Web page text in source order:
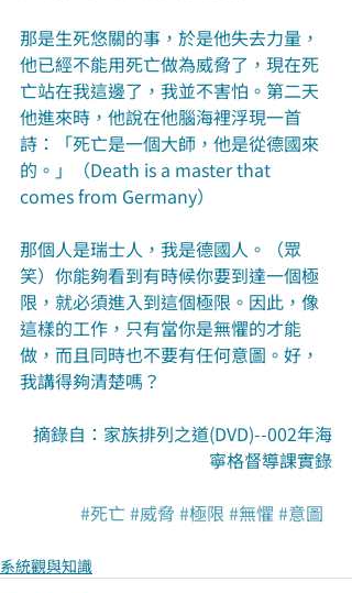
那是生死悠關的事，於是他失去力量，
他已經不能用死亡做為威脅了，現在死
亡站在我這邊了，我並不害怕。第二天
他進來時，他說在他腦海裡浮現一首
詩：「死亡是一個大師，他是從德國來
的。」（Death is a master that
comes from Germany）
那個人是瑞士人，我是德國人。（眾
笑）你能夠看到有時候你要到達一個極
限，就必須進入到這個極限。因此，像
這樣的工作，只有當你是無懼的才能
做，而且同時也不要有任何意圖。好，
我講得夠清楚嗎？
摘錄自：家族排列之道(DVD)--002年海
寧格督導課實錄
#死亡 #威脅 #極限 #無懼 #意圖
系統觀與知識